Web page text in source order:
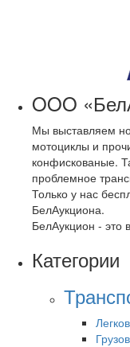
OOO
Мы выставляем
мотоциклы и
конфискованые.
проблемное
Только у нас
БелАукциона.
БелАукцион - это
Категории